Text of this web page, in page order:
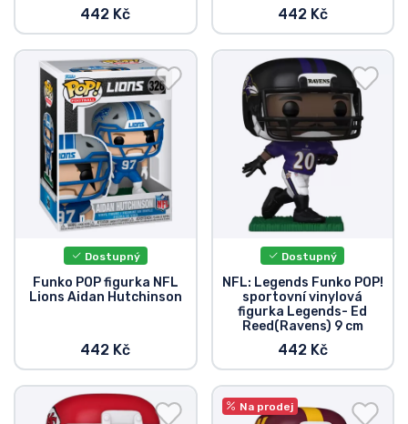
442 Kč 442 Kč
Dostupný
Funko POP figurka NFL
Lions Aidan Hutchinson
442 Kč
Dostupný
NFL: Legends Funko POP!
sportovní vinylová
figurka Legends- Ed
Reed(Ravens) 9 cm
442 Kč
Na prodej